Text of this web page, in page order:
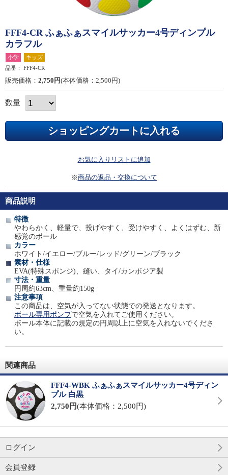
FFF4-CR ふぁふぁスマイルサッカー4号ディンプル
カラフル
小学
キッズ
品番：
FFF4-CR
販売価格： 2,750円(本体価格：2,500円)
数量
お気に入りリストに追加
※商品の返品・交換について
商品説明
特徴
やわらかく、軽量で、投げやすく、受けやすく、よくはずむ、新
感覚のボール
カラー
ホワイト/イエロー/ブルー/レッド/グリーン/ブラック
素材・仕様
EVA(特殊スポンジ)、縫い、タイ/カンボジア製
寸法・重量
円周約63cm、重量約150g
注意事項
この商品は、空気が入ってない状態での発送となります。
ボール専用ポンプで空気を入れてご使用ください。
ボール本体に記載の規定の円周以上に空気を入れないでくださ
い。
関連商品
FFF4-WBK ふぁふぁスマイルサッカー4号ディン
プル 白黒
2,750円(本体価格：2,500円)
ログイン
会員登録